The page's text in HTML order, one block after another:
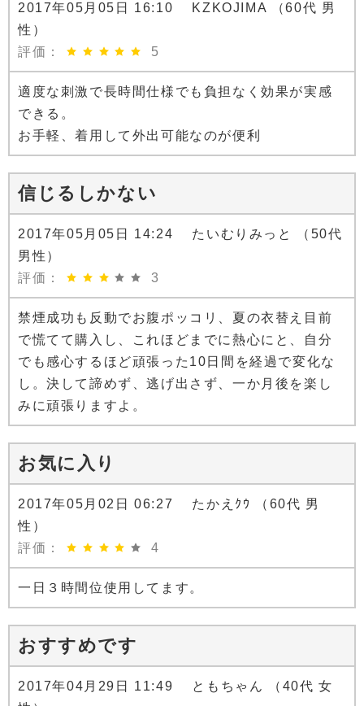
2017年05月05日 16:10 KZKOJIMA （60代 男
性）
評価：
5
適度な刺激で長時間仕様でも負担なく効果が実感
できる。
お手軽、着用して外出可能なのが便利
信じるしかない
2017年05月05日 14:24 たいむりみっと （50代
男性）
評価：
3
禁煙成功も反動でお腹ポッコリ、夏の衣替え目前
で慌てて購入し、これほどまでに熱心にと、自分
でも感心するほど頑張った10日間を経過で変化な
し。決して諦めず、逃げ出さず、一か月後を楽し
みに頑張りますよ。
お気に入り
2017年05月02日 06:27 たかえｸｳ （60代 男
性）
評価：
4
一日３時間位使用してます。
おすすめです
2017年04月29日 11:49 ともちゃん （40代 女